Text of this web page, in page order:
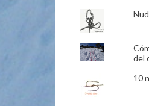
del
10